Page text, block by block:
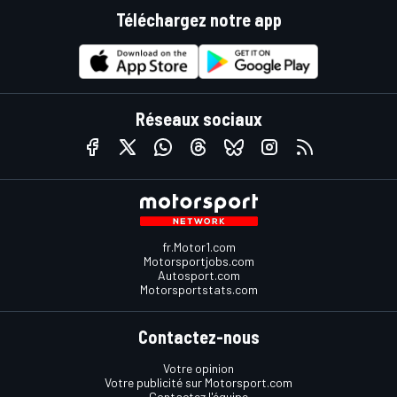
Téléchargez notre app
Réseaux sociaux
fr.Motor1.com
Motorsportjobs.com
Autosport.com
Motorsportstats.com
Contactez-nous
Votre opinion
Votre publicité sur Motorsport.com